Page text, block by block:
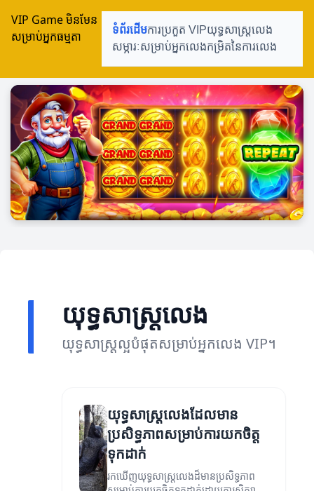
VIP Game មិនមែន
សម្រាប់អ្នកធម្មតា
ទំព័រដើមការប្រកួត VIPយុទ្ធសាស្ត្រលេង
សម្ភារៈសម្រាប់អ្នកលេងកម្រិតនៃការលេង
យុទ្ធសាស្ត្រលេង
យុទ្ធសាស្ត្រល្អបំផុតសម្រាប់អ្នកលេង VIP។
យុទ្ធសាស្ត្រលេងដែលមាន
ប្រសិទ្ធភាពសម្រាប់ការយកចិត្ត
ទុកដាក់
រកឃើញយុទ្ធសាស្ត្រលេងដ៏មានប្រសិទ្ធភាព